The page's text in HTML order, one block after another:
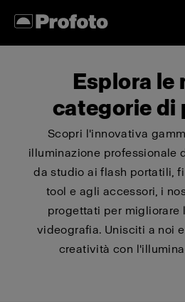
Esplora le
categorie di
Scopri l'innovativa
illuminazione professionale
da studio ai flash portatili,
tool e agli accessori, i
progettati per migliorare
videografia. Unisciti a noi
creatività con